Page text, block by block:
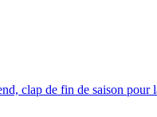
clap de fin de saison pour